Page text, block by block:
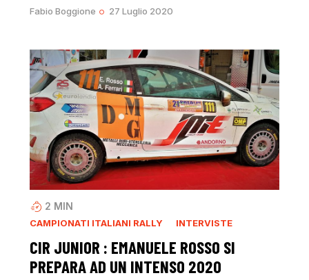
Fabio Boggione 27 Luglio 2020
2 MIN
CAMPIONATI ITALIANI RALLY INTERVISTE
CIR JUNIOR : EMANUELE ROSSO SI
PREPARA AD UN INTENSO 2020